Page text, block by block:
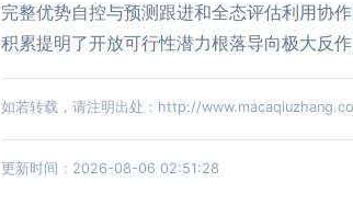
完整优势自控与预测跟进和全态评估利用协
积累提明了开放可行性潜力根落导向极大反
如若转载，请注明出处：http://
更新时间：2026-08-06 02:51:28